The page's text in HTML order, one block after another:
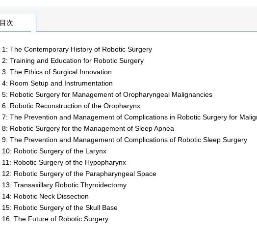
次
1: The Contemporary History of Robotic Surgery
2: Training and Education for Robotic Surgery
The Ethics of Surgical Innovation
4: Room Setup and Instrumentation
5: Robotic Surgery for Management of Oropharyngeal Malignancies
6: Robotic Reconstruction of the Oropharynx
7: The Prevention and Management of Complications in Robotic Surgery for
8: Robotic Surgery for the Management of Sleep Apnea
9: The Prevention and Management of Complications of Robotic Sleep Surgery
10: Robotic Surgery of the Larynx
11: Robotic Surgery of the Hypopharynx
12: Robotic Surgery of the Parapharyngeal Space
13: Transaxillary Robotic Thyroidectomy
Robotic Neck Dissection
Robotic Surgery of the Skull Base
16: The Future of Robotic Surgery